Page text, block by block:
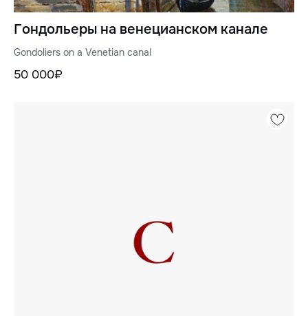
Гондольеры на венецианском канале
Gondoliers on a Venetian canal
50 000₽